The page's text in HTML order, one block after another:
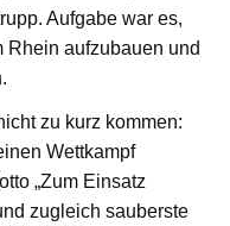
Aufgabe war es,
Rhein aufzubauen und
zu kurz kommen:
Wettkampf
„Zum Einsatz
zugleich sauberste